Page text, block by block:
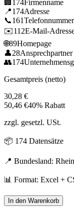
🏢 174Firmenname
📍174Adresse
📞161Telefonnummer
✉️112E-Mail-
🌐89Homepage
👤28Ansprechpartner
👥174
Gesamtpreis (netto)
30,28 €
50,46 €40% Rabatt
zzgl. gesetzl. USt.
📦 174 Datensätze
📍 Bundesland:
📊 Format: Excel +
In den Warenkorb